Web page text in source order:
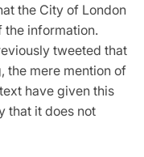
the City of London
the information.
tweeted that
the mere mention of
have given this
that it does not